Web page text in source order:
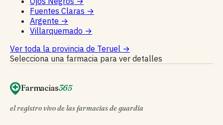
Fuentes Claras →
Argente →
Villarquemado →
Ver toda la provincia de Teruel →
Selecciona una farmacia para ver detalles
Farmacias365
el registro vivo de las farmacias de guardia